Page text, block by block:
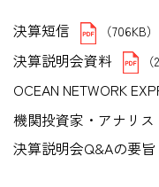
決算短信 （706KB）
決算説明会資料
OCEAN NETWORK
機関投資家・アナリ
決算説明会Q&Aの要旨